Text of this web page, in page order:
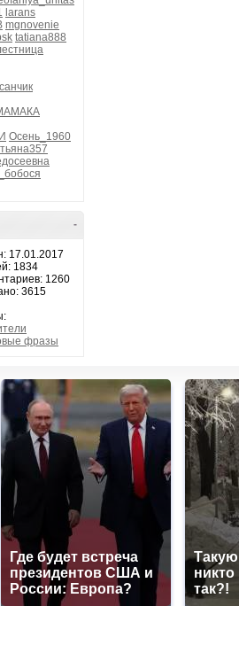
larans
mgnovenie
tatiana888
Осень_1960
-
17.01.2017
1834
1260
3615
фразы
Где будет встреча
президентов США и
России: Европа?
никто
так?!